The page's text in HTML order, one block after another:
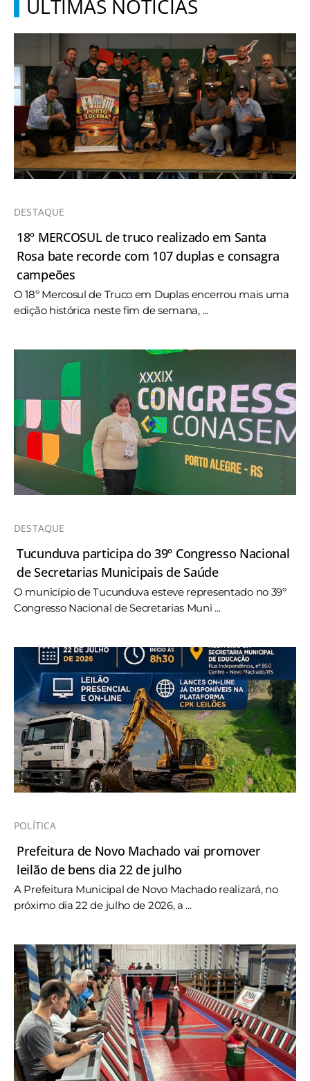
ÚLTIMAS NOTÍCIAS
DESTAQUE
18º MERCOSUL de truco realizado em Santa
Rosa bate recorde com 107 duplas e consagra
campeões
O 18º Mercosul de Truco em Duplas encerrou mais uma
edição histórica neste fim de semana, ...
DESTAQUE
Tucunduva participa do 39º Congresso Nacional
de Secretarias Municipais de Saúde
O município de Tucunduva esteve representado no 39º
Congresso Nacional de Secretarias Muni ...
POLÍTICA
Prefeitura de Novo Machado vai promover
leilão de bens dia 22 de julho
A Prefeitura Municipal de Novo Machado realizará, no
próximo dia 22 de julho de 2026, a ...